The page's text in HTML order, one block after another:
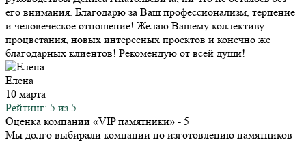
его внимания. Благодарю за Ваш профессионализм, терпение
и человеческое отношение! Желаю Вашему коллективу
процветания, новых интересных проектов и конечно же
благодарных клиентов! Рекомендую от всей души!
Елена
10 марта
Рейтинг: 5 из 5
Оценка компании «VIP памятники» - 5
Мы долго выбирали компании по изготовлению памятников